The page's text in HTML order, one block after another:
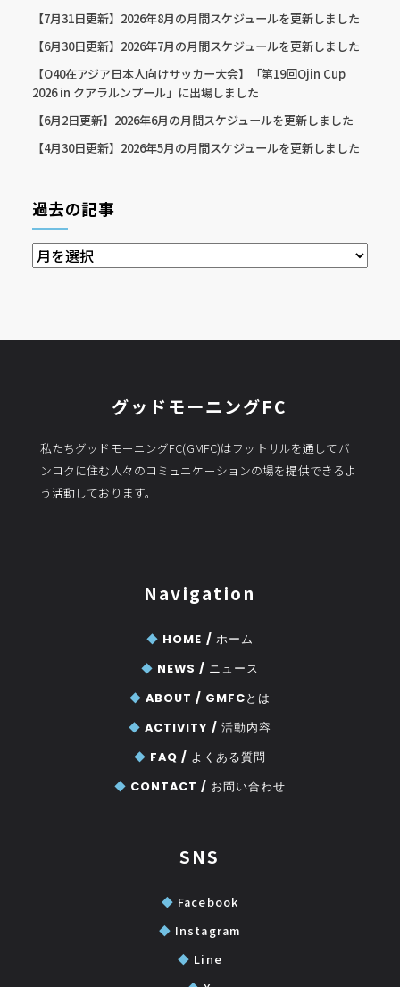
【7月31日更新】2026年8月の月間スケジュールを更新しました
【6月30日更新】2026年7月の月間スケジュールを更新しました
【O40在アジア日本人向けサッカー大会】「第19回Ojin Cup
2026 in クアラルンプール」に出場しました
【6月2日更新】2026年6月の月間スケジュールを更新しました
【4月30日更新】2026年5月の月間スケジュールを更新しました
過去の記事
過
去
事
グッドモーニングFC
私たちグッドモーニングFC(GMFC)はフットサルを通してバ
ンコクに住む人々のコミュニケーションの場を提供できるよ
う活動しております。
Navigation
◆ HOME / ホーム
◆ NEWS / ニュース
◆ ABOUT / GMFCとは
◆ ACTIVITY / 活動内容
◆ FAQ / よくある質問
◆ CONTACT / お問い合わせ
SNS
◆ Facebook
◆ Instagram
◆ Line